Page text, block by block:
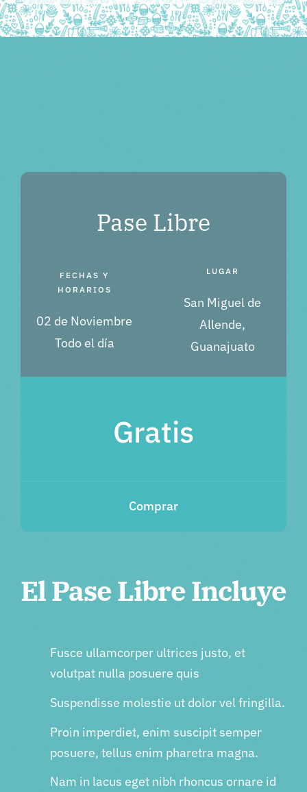
Kapcsolat
Jegyek
FECHAS Y
HORARIOS
02 de Noviembre
Todo el día
LUGAR
San Miguel de
Allende,
Guanajuato
Gratis
Comprar
El Pase Libre Incluye
Fusce ullamcorper ultrices justo, et
volutpat nulla posuere quis
Suspendisse molestie ut dolor vel fringilla.
Proin imperdiet, enim suscipit semper
posuere, tellus enim pharetra magna.
Nam in lacus eget nibh rhoncus ornare id